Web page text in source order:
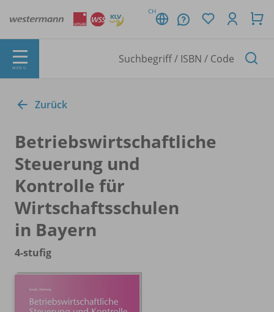
CH
MENÜ
Zurück
Betriebswirtschaftliche
Steuerung und
Kontrolle für
Wirtschaftsschulen
in Bayern
4-stufig